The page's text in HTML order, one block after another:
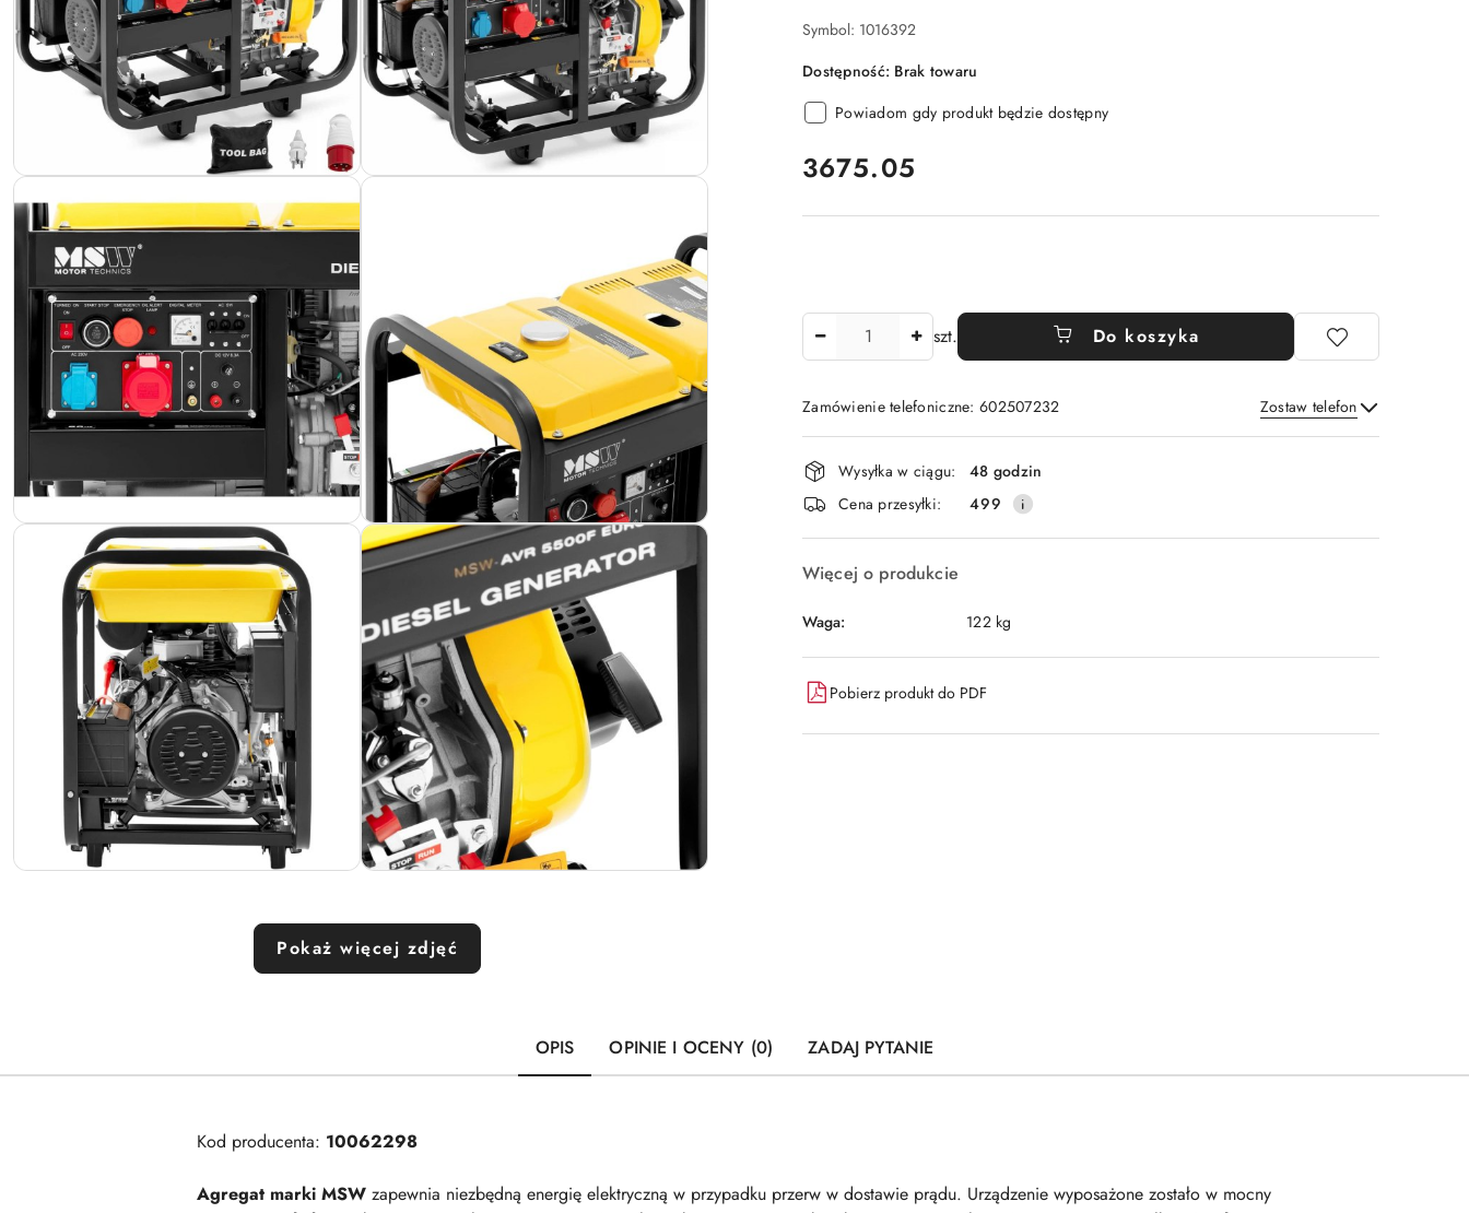
Pokaż więcej zdjęć
Symbol: 1016392
Dostępność: Brak towaru
Powiadom gdy produkt będzie dostępny
cena:
3675.05
szt. Do koszyka
Zamówienie telefoniczne: 602507232 Zostaw telefon
Wyślij
Dostępność
i
dostawa
Wysyłka w ciągu:
48 godzin
Cena przesyłki:
499
Więcej o produkcie
Waga: 122 kg
Pobierz produkt do PDF
OPIS OPINIE I OCENY (0) ZADAJ PYTANIE
Kod producenta: 10062298
Agregat marki MSW zapewnia niezbędną energię elektryczną w przypadku przerw w dostawie prądu. Urządzenie wyposażone zostało w mocny